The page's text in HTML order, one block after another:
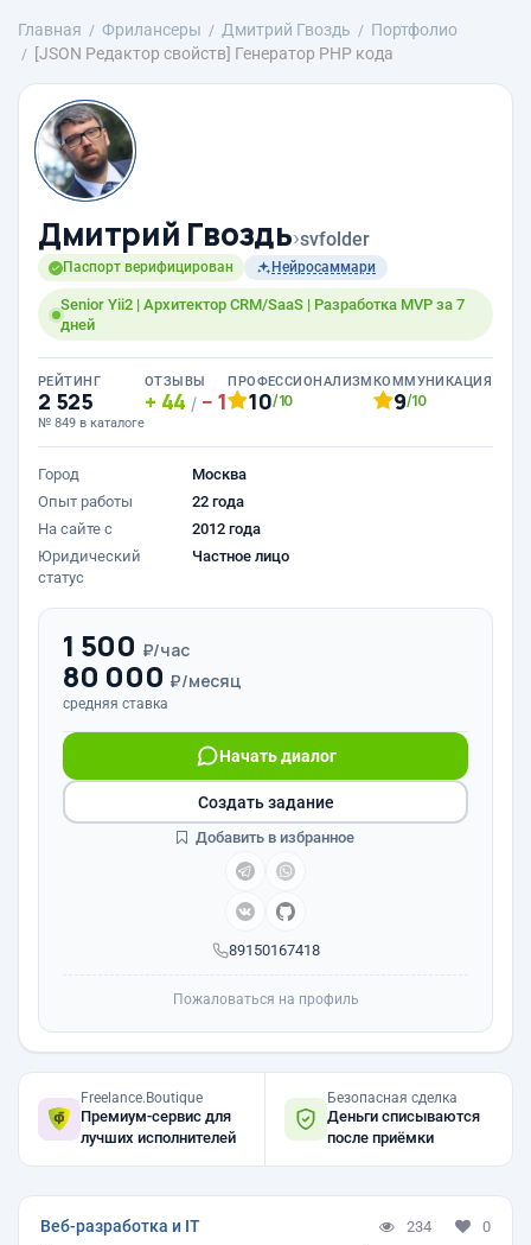
Главная Фрилансеры Дмитрий Гвоздь
Портфолио
[JSON Редактор свойств] Генератор PHP кода
Дмитрий Гвоздь›svfolder
Паспорт верифицирован Нейросаммари
Senior Yii2 | Архитектор CRM/SaaS | Разработка MVP за 7
дней
РЕЙТИНГ
2 525
№ 849 в каталоге
ОТЗЫВЫ
44 / 1
ПРОФЕССИОНАЛИЗМ
10/10
КОММУНИКАЦИЯ
9/10
Город
Москва
Опыт работы
22 года
На сайте с
2012 года
Юридический
статус
Частное лицо
1 500 ₽/час
80 000 ₽/месяц
средняя ставка
89150167418
Начать диалог
Создать задание
Добавить в избранное
Пожаловаться на профиль
Freelance.Boutique
Премиум-сервис для
лучших исполнителей
Безопасная сделка
Деньги списываются
после приёмки
Веб-разработка и IT 234 0